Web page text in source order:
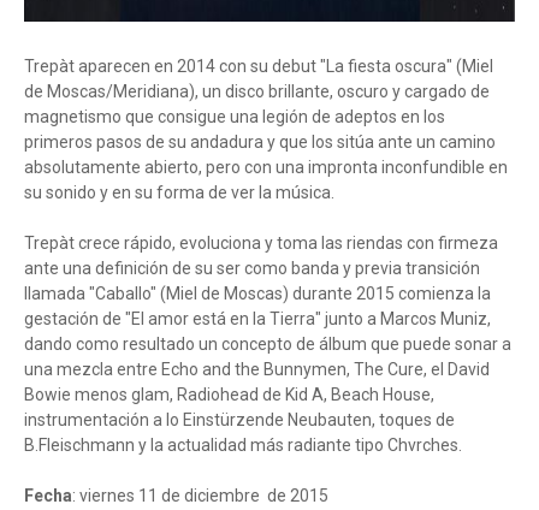
Trepàt aparecen en 2014 con su debut "La fiesta oscura" (Miel
de Moscas/Meridiana), un disco brillante, oscuro y cargado de
magnetismo que consigue una legión de adeptos en los
primeros pasos de su andadura y que los sitúa ante un camino
absolutamente abierto, pero con una impronta inconfundible en
su sonido y en su forma de ver la música.
Trepàt crece rápido, evoluciona y toma las riendas con firmeza
ante una definición de su ser como banda y previa transición
llamada "Caballo" (Miel de Moscas) durante 2015 comienza la
gestación de "El amor está en la Tierra" junto a Marcos Muniz,
dando como resultado un concepto de álbum que puede sonar a
una mezcla entre Echo and the Bunnymen, The Cure, el David
Bowie menos glam, Radiohead de Kid A, Beach House,
instrumentación a lo Einstürzende Neubauten, toques de
B.Fleischmann y la actualidad más radiante tipo Chvrches.
Fecha: viernes 11 de diciembre de 2015